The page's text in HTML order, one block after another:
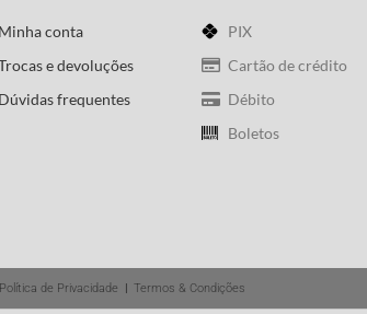
Minha conta
e devoluções
Dúvidas frequentes
PIX
Cartão de crédito
Débito
Boletos
Política de Privacidade Termos & Condições